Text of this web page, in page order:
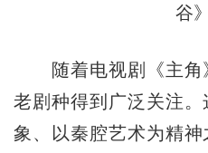
谷
随着电视剧《主角
老剧种得到广泛关注
象、以秦腔艺术为精